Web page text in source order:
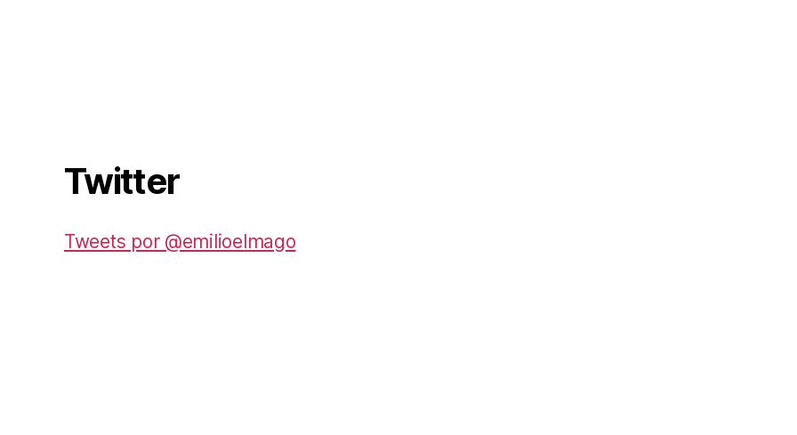
Twitter
Tweets por @emilioelmago